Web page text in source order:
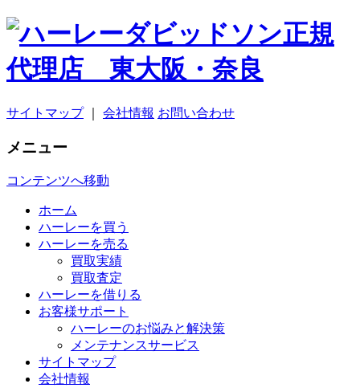
サイトマップ｜ 会社情報 お問い合わせ
メニュー
コンテンツへ移動
ホーム
ハーレーを買う
ハーレーを売る
買取実績
買取査定
ハーレーを借りる
お客様サポート
ハーレーのお悩みと解決策
メンテナンスサービス
サイトマップ
会社情報